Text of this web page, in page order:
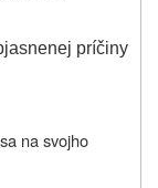
príčiny
na svojho